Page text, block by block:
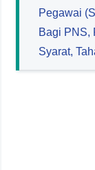
Pegawai
Bagi PNS,
Syarat,